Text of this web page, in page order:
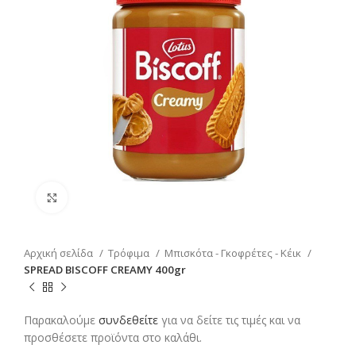
Αρχική σελίδα Τρόφιμα
Μπισκότα - Γκοφρέτες - Κέικ
SPREAD BISCOFF CREAMY 400gr
Παρακαλούμε συνδεθείτε για να δείτε τις τιμές και να
προσθέσετε προϊόντα στο καλάθι.